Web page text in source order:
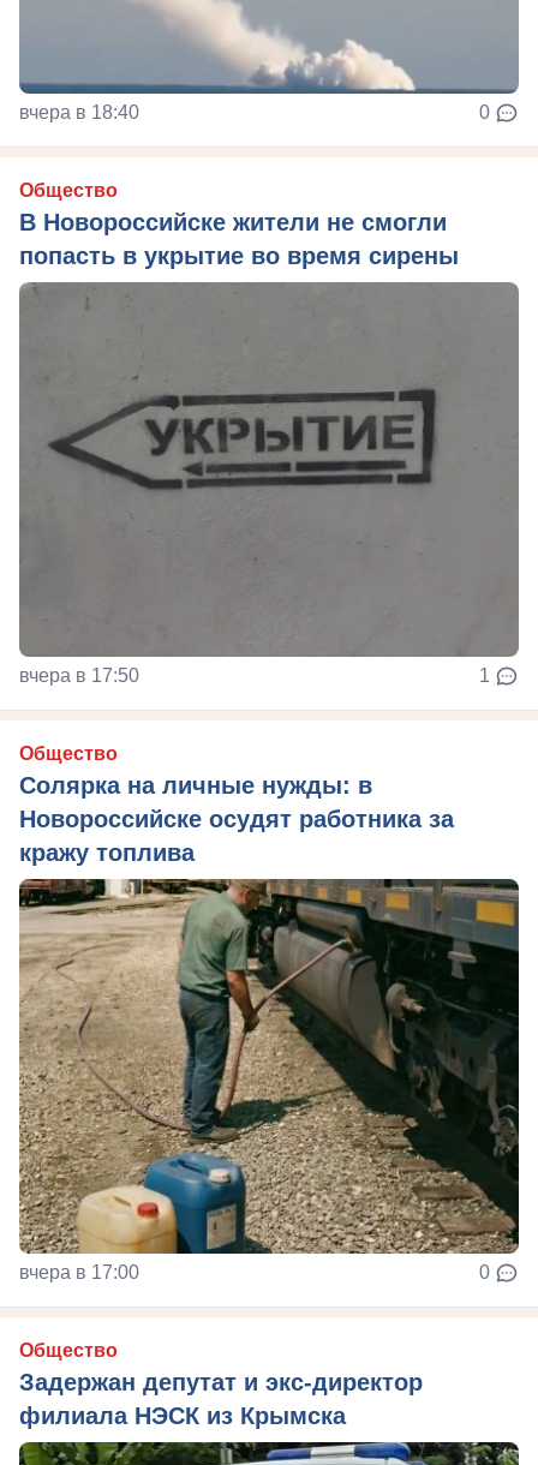
вчера в 18:40 0
Общество
В Новороссийске жители не смогли
попасть в укрытие во время сирены
вчера в 17:50 1
Общество
Солярка на личные нужды: в
Новороссийске осудят работника за
кражу топлива
вчера в 17:00 0
Общество
Задержан депутат и экс-директор
филиала НЭСК из Крымска